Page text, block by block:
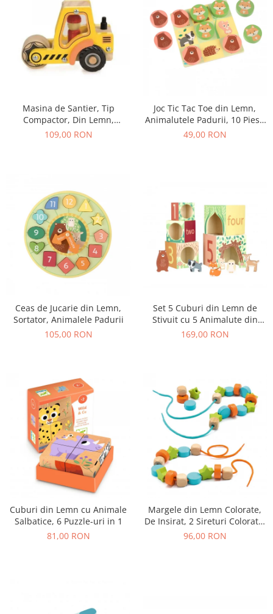
Masina de Santier, Tip
Compactor, Din Lemn,
Galbena
109,00 RON
Joc Tic Tac Toe din Lemn,
Animalutele Padurii, 10 Piese
in Punga Textila
49,00 RON
Ceas de Jucarie din Lemn,
Sortator, Animalele Padurii
105,00 RON
Set 5 Cuburi din Lemn de
Stivuit cu 5 Animalute din
Padure
169,00 RON
Cuburi din Lemn cu Animale
Salbatice, 6 Puzzle-uri in 1
81,00 RON
Margele din Lemn Colorate,
De Insirat, 2 Sireturi Colorate,
24 Margele
96,00 RON